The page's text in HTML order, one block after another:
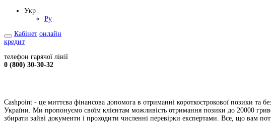
Укр
Ру
Кабінет онлайн
кредит
телефон гарячої лінії
0 (800) 30-30-32
Cashpoint - це миттєва фінансова допомога в отриманні короткострокової позики та
України. Ми пропонуємо своїм клієнтам можливість отримання позики до 20000
збирати зайві документи і проходити численні перевірки експертами. Все, що вам